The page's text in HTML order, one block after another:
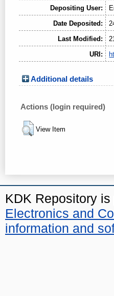
Depositing User:
Date Deposited:
Last Modified:
URI:
Additional details
Actions (login required)
View Item
KDK Repository
Electronics and
information and